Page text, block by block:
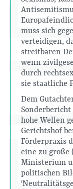
muss sich
verteidigen,
streitbaren
wenn
durch
sie staatliche
Dem
Sonderbericht
hohe Wellen
Gerichtshof
Förderpraxis
eine zu große
Ministerium
politischen